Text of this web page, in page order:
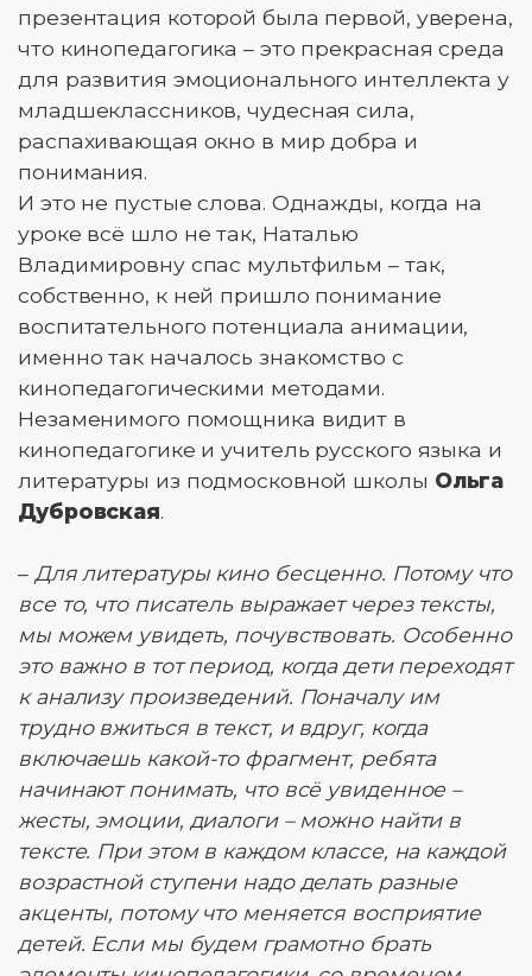
презентация которой была первой, уверена,
что кинопедагогика – это прекрасная среда
для развития эмоционального интеллекта у
младшеклассников, чудесная сила,
распахивающая окно в мир добра и
понимания.
И это не пустые слова. Однажды, когда на
уроке всё шло не так, Наталью
Владимировну спас мультфильм – так,
собственно, к ней пришло понимание
воспитательного потенциала анимации,
именно так началось знакомство с
кинопедагогическими методами.
Незаменимого помощника видит в
кинопедагогике и учитель русского языка и
литературы из подмосковной школы Ольга
Дубровская.
– Для литературы кино бесценно. Потому что
все то, что писатель выражает через тексты,
мы можем увидеть, почувствовать. Особенно
это важно в тот период, когда дети переходят
к анализу произведений. Поначалу им
трудно вжиться в текст, и вдруг, когда
включаешь какой-то фрагмент, ребята
начинают понимать, что всё увиденное –
жесты, эмоции, диалоги – можно найти в
тексте. При этом в каждом классе, на каждой
возрастной ступени надо делать разные
акценты, потому что меняется восприятие
детей. Если мы будем грамотно брать